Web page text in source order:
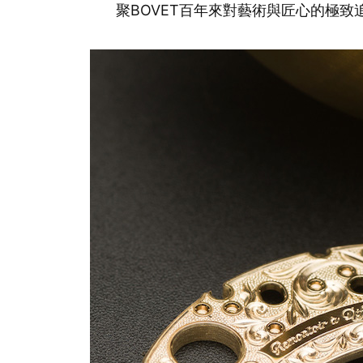
聚BOVET百年來對藝術與匠心的極致